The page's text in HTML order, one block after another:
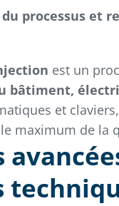
processus et
est un
bâtiment,
et
maximum de la